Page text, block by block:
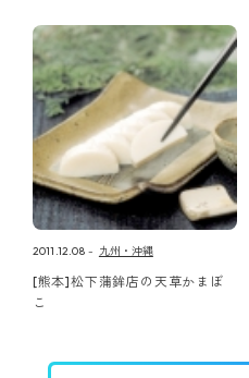
2011.12.08 九州・沖縄
[熊本]松下蒲鉾店の天草かまぼ
こ